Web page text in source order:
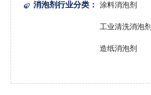
消泡剂行业分类 ： 涂料消泡剂
工业清洗消泡剂
造纸消泡剂